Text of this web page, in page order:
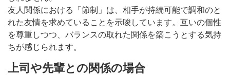
友人関係における「節制」は、相手が持続可能で調和のと
れた友情を求めていることを示唆しています。互いの個性
を尊重しつつ、バランスの取れた関係を築こうとする気持
ちが感じられます。
上司や先輩との関係の場合